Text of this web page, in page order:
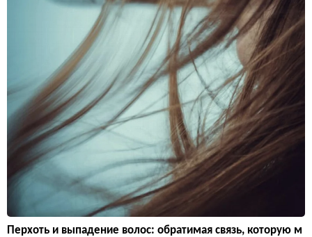
Перхоть и выпадение волос: обратимая связь, которую м